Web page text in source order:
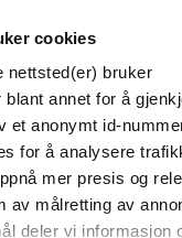
cookies
nettsted(er) bruker
annet for å
et anonymt id-
for å analysere
mer presis og
av målretting av
deler vi informasjon
money – by
the life of
costs
maximize the
repair cost